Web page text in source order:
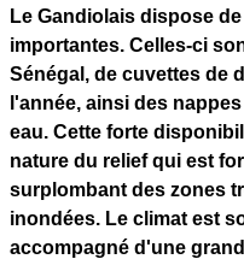
Le Gandiolais dispose
importantes. Celles-ci
Sénégal, de cuvettes de
l'année, ainsi des
eau. Cette forte
nature du relief qui est
surplombant des zones
inondées. Le climat est
accompagné d'une